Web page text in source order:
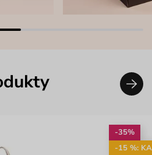
-35%
-15 %: